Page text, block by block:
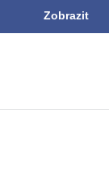
Zobrazit